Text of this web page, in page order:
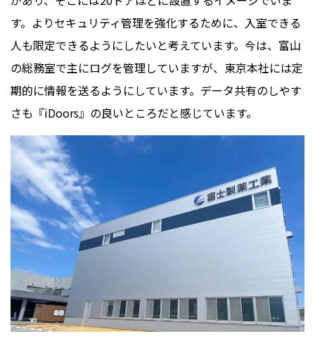
す。よりセキュリティ管理を強化するために、入室できる
人も限定できるようにしたいと考えています。今は、富山
の総務室で主にログを管理していますが、東京本社には定
期的に情報を送るようにしています。データ共有のしやす
さも『iDoors︎』の良いところだと感じています。